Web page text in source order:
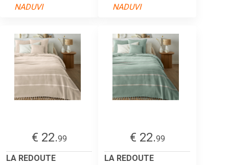
NADUVI
NADUVI
€ 22.99
LA REDOUTE
€ 22.99
LA REDOUTE